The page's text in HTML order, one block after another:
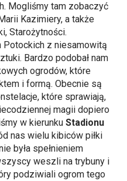
Mogliśmy tam zobaczyć
Kazimiery, a także
Starożytności.
z niesamowitą
Bardzo podobał nam
ogrodów, które
i formą. Obecnie są
które sprawiają,
magii dopiero
w kierunkuStadionu
nas wielu kibiców piłki
była spełnieniem
weszli na trybuny i
podziwiali ogrom tego